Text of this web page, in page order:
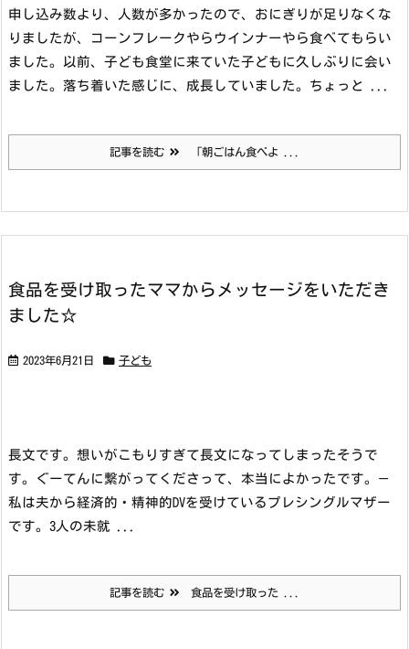
申し込み数より、人数が多かったので、おにぎりが足りなくな
りましたが、コーンフレークやらウインナーやら食べてもらい
ました。 以前、子ども食堂に来ていた子どもに久しぶりに会い
ました。落ち着いた感じに、成長していました。ちょっと ...
記事を読む 「朝ごはん食べよ ...
食品を受け取ったママからメッセージをいただき
ました☆
2023年6月21日 子ども
長文です。想いがこもりすぎて長文になってしまったそうで
す。ぐーてんに繋がってくださって、本当によかったです。 —
私は夫から経済的・精神的DVを受けているプレシングルマザー
です。 3人の未就 ...
記事を読む 食品を受け取った ...